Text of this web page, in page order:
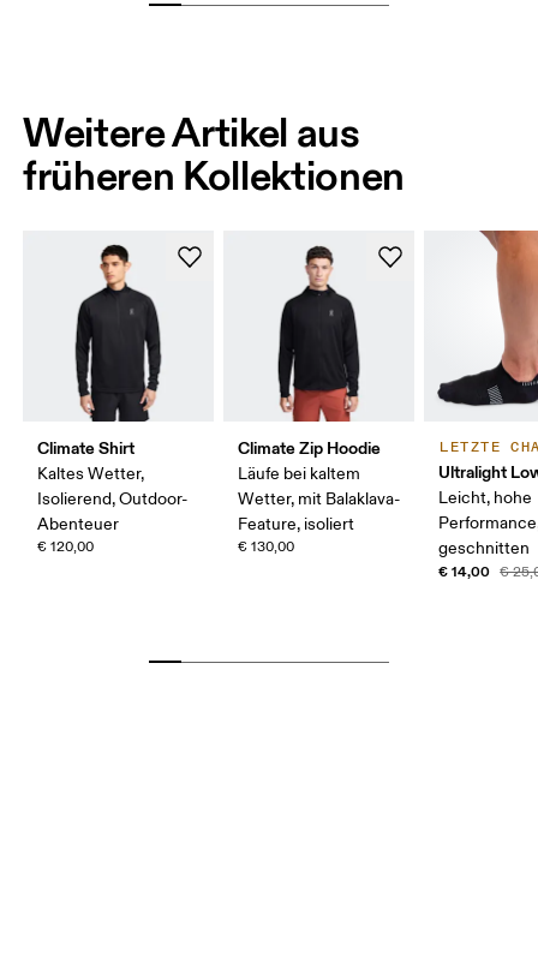
Weitere Artikel aus
früheren Kollektionen
Climate Shirt
Kaltes Wetter,
Isolierend, Outdoor-
Abenteuer
€ 120,00
Climate Zip Hoodie
Läufe bei kaltem
Wetter, mit Balaklava-
Feature, isoliert
€ 130,00
LETZTE
Ultralight
Leicht, hohe
geschnitten
€ 14,00 €